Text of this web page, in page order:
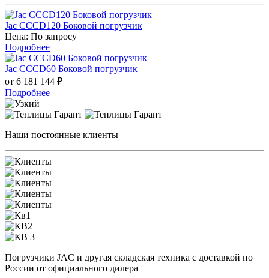
Jac CCCD120 Боковой погрузчик
Цена: По запросу
Подробнее
Jac CCCD60 Боковой погрузчик
от 6 181 144 ₽
Подробнее
Наши постоянные клиенты
Погрузчики JAC и другая складская техника с доставкой по
России от официального дилера